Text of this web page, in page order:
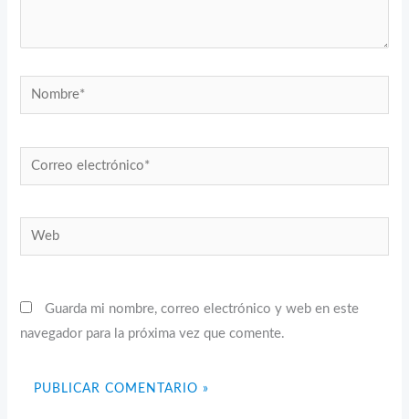
Nombre*
Correo
electrónico*
Web
Guarda mi nombre, correo electrónico y web en este
navegador para la próxima vez que comente.